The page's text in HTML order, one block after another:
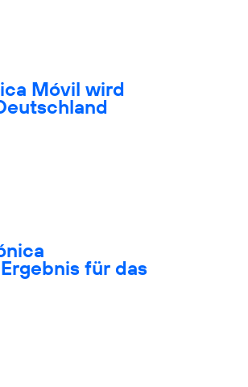
Móvil wird
für das